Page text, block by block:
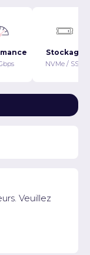
Stockage
NVMe / SSD
Veuillez